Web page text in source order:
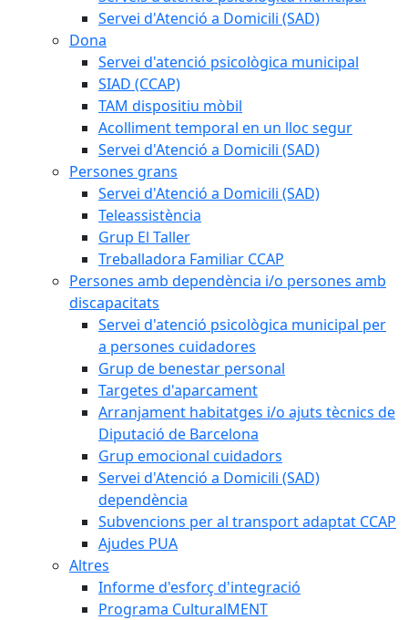
Servei d'Atenció a Domicili (SAD)
Dona
Servei d'atenció psicològica municipal
SIAD (CCAP)
TAM dispositiu mòbil
Acolliment temporal en un lloc segur
Servei d'Atenció a Domicili (SAD)
Persones grans
Servei d'Atenció a Domicili (SAD)
Teleassistència
Grup El Taller
Treballadora Familiar CCAP
Persones amb dependència i/o persones amb
discapacitats
Servei d'atenció psicològica municipal per
a persones cuidadores
Grup de benestar personal
Targetes d'aparcament
Arranjament habitatges i/o ajuts tècnics de
Diputació de Barcelona
Grup emocional cuidadors
Servei d'Atenció a Domicili (SAD)
dependència
Subvencions per al transport adaptat CCAP
Ajudes PUA
Altres
Informe d'esforç d'integració
Programa CulturalMENT